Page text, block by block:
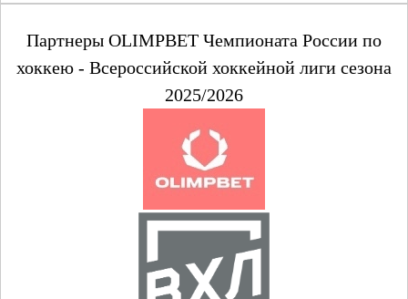
Партнеры OLIMPBET Чемпионата России по
хоккею - Всероссийской хоккейной лиги сезона
2025/2026